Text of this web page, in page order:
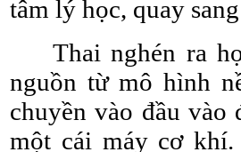
tâm lý học, quay
Thai nghén ra
nguồn từ mô hình
chuyền vào đầu
một cái máy cơ